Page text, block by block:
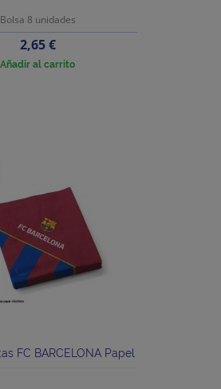
Bolsa 8 unidades
Precio
2,65 €
Añadir al carrito
FC BARCELONA Papel